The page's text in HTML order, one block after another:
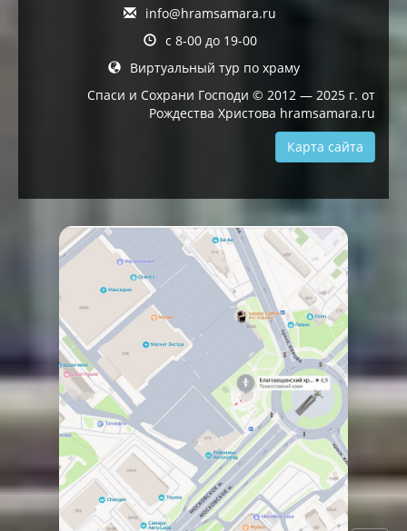
info@hramsamara.ru
с 8-00 до 19-00
Виртуальный тур по храму
Спаси и Сохрани Господи © 2012 — 2025 г. от
Рождества Христова hramsamara.ru
Карта сайта